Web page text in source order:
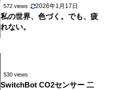
572 views 2026年1月17日
私の世界、色づく。でも、疲
れない。
530 views
SwitchBot CO2センサー 二